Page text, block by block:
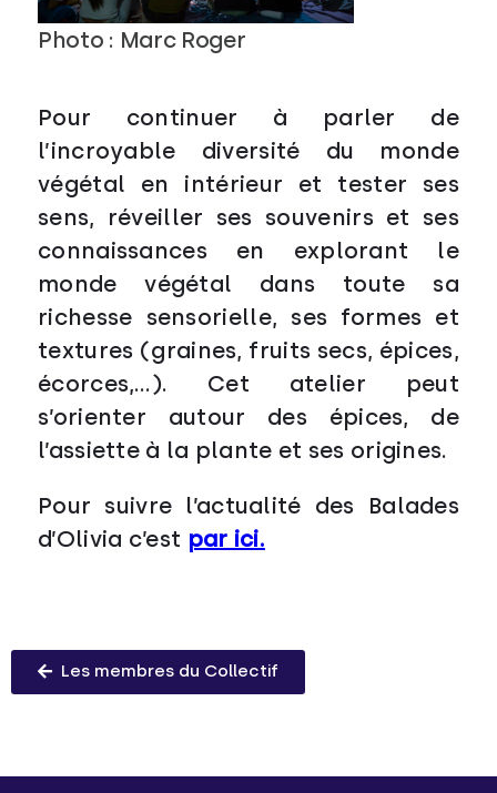
Photo : Marc Roger
Pour continuer à parler de
l’incroyable diversité du monde
végétal en intérieur et tester ses
sens, réveiller ses souvenirs et ses
connaissances en explorant le
monde végétal dans toute sa
richesse sensorielle, ses formes et
textures (graines, fruits secs, épices,
écorces,…). Cet atelier peut
s’orienter autour des épices, de
l’assiette à la plante et ses origines.
Pour suivre l’actualité des Balades
d’Olivia c’est par ici.
Les membres du Collectif